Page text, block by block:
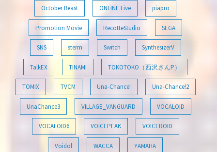
October Beast ONLINE Live piapro
Promotion Movie RecotteStudio SEGA
SNS sterm Switch SynthesizerV
TalkEX TINAMI TOKOTOKO（西沢さんP）
TOMIX TVCM Una-Chance! Una-Chance!2
UnaChance3 VILLAGE_VANGUARD VOCALOID
VOCALOID6 VOICEPEAK VOICEROID
Voidol WACCA YAMAHA